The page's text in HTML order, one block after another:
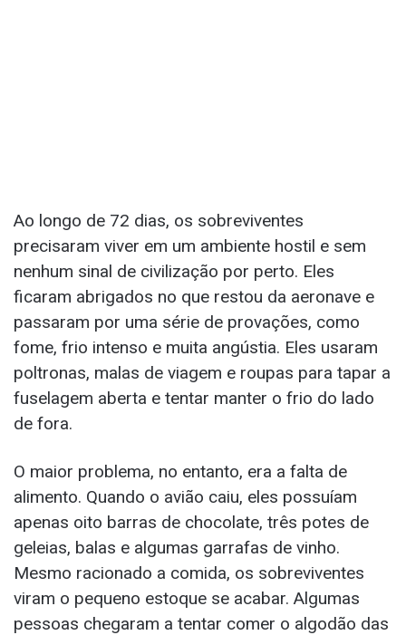
Ao longo de 72 dias, os sobreviventes
precisaram viver em um ambiente hostil e sem
nenhum sinal de civilização por perto. Eles
ficaram abrigados no que restou da aeronave e
passaram por uma série de provações, como
fome, frio intenso e muita angústia. Eles usaram
poltronas, malas de viagem e roupas para tapar a
fuselagem aberta e tentar manter o frio do lado
de fora.
O maior problema, no entanto, era a falta de
alimento. Quando o avião caiu, eles possuíam
apenas oito barras de chocolate, três potes de
geleias, balas e algumas garrafas de vinho.
Mesmo racionado a comida, os sobreviventes
viram o pequeno estoque se acabar. Algumas
pessoas chegaram a tentar comer o algodão das